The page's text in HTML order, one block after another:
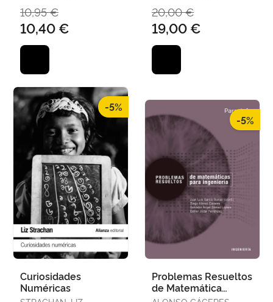
10,95 €
10,40 €
20,00 €
19,00 €
-5%
Curiosidades
Numéricas
-5%
Problemas Resueltos
de Matemática
Aplicada para